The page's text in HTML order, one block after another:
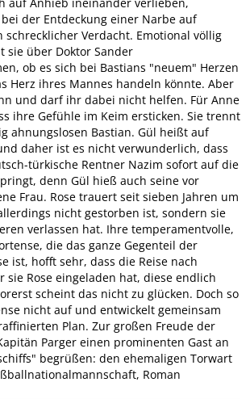
der Entdeckung einer Narbe auf
schrecklicher Verdacht. Emotional völlig
sie über Doktor Sander
ob es sich bei Bastians "neuem" Herzen
Herz ihres Mannes handeln könnte. Aber
und darf ihr dabei nicht helfen. Für Anne
ihre Gefühle im Keim ersticken. Sie trennt
ahnungslosen Bastian. Gül heißt auf
daher ist es nicht verwunderlich, dass
türkische Rentner Nazim sofort auf die
denn Gül hieß auch seine vor
Frau. Rose trauert seit sieben Jahren um
nicht gestorben ist, sondern sie
verlassen hat. Ihre temperamentvolle,
die das ganze Gegenteil der
ist, hofft sehr, dass die Reise nach
sie Rose eingeladen hat, diese endlich
scheint das nicht zu glücken. Doch so
nicht auf und entwickelt gemeinsam
Plan. Zur großen Freude der
Parger einen prominenten Gast an
begrüßen: den ehemaligen Torwart
Roman